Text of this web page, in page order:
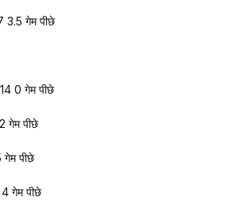
3.5 गेम पीछे
0 गेम पीछे
गेम पीछे
गेम पीछे
4 गेम पीछे